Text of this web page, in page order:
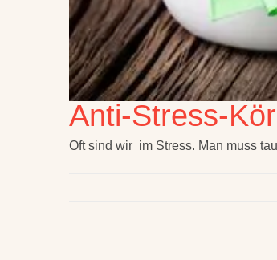
Anti-Stress-
Oft sind wir im Stress. Man muss